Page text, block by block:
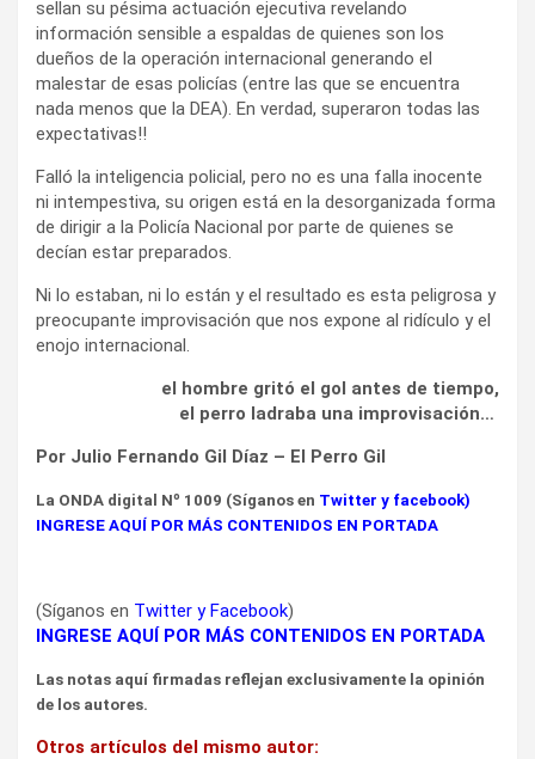
sellan su pésima actuación ejecutiva revelando
información sensible a espaldas de quienes son los
dueños de la operación internacional generando el
malestar de esas policías (entre las que se encuentra
nada menos que la DEA). En verdad, superaron todas las
expectativas!!
Falló la inteligencia policial, pero no es una falla inocente
ni intempestiva, su origen está en la desorganizada forma
de dirigir a la Policía Nacional por parte de quienes se
decían estar preparados.
Ni lo estaban, ni lo están y el resultado es esta peligrosa y
preocupante improvisación que nos expone al ridículo y el
enojo internacional.
el hombre gritó el gol antes de tiempo,
el perro ladraba una improvisación…
Por Julio Fernando Gil Díaz – El Perro Gil
La ONDA digital Nº 1009 (Síganos en Twitter y facebook)
INGRESE AQUÍ POR MÁS CONTENIDOS EN PORTADA
(Síganos en Twitter yFacebook)
INGRESE AQUÍ POR MÁS CONTENIDOS EN PORTADA
Las notas aquí firmadas reflejan exclusivamente la opinión
de los autores.
Otros artículos del mismo autor: